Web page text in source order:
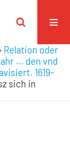
Relation oder
... den vnd
1619-
sich in